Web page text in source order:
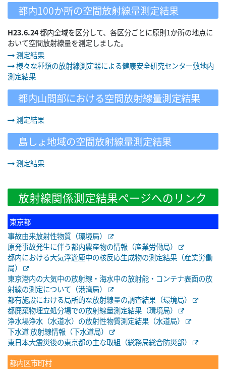
都内100か所の空間放射線量測定結果
H23.6.24都内全域を区分して、各区分ごとに原則1か所の地点に
おいて空間放射線量を測定しました。
測定結果
様々な種類の放射線測定器による健康安全研究センター敷地内
測定結果
都内山間部における空間放射線量測定結果
測定結果
島しょ地域の空間放射線量測定結果
測定結果
放射線関係測定結果ページへのリンク
東京都
事故由来放射性物質（環境局）
原発事故発生に伴う都内農産物の情報（産業労働局）
都内における大気浮遊塵中の核反応生成物の測定結果（産業労働
局）
東京港内の大気中の放射線・海水中の放射能・コンテナ表面の放
射線の測定について（港湾局）
都有施設における局所的な放射線量の調査結果（環境局）
都廃棄物埋立処分場での放射線量測定結果（環境局）
浄水場浄水（水道水）の放射性物質測定結果（水道局）
下水道 放射線情報（下水道局）
東日本大震災後の東京都の主な取組（総務局総合防災部）
都内区市町村